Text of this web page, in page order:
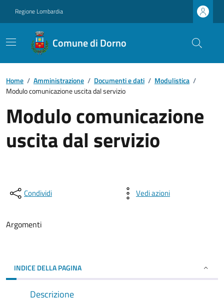
Regione Lombardia
Comune di Dorno
Home / Amministrazione / Documenti e dati / Modulistica /
Modulo comunicazione uscita dal servizio
Modulo comunicazione
uscita dal servizio
Condividi Vedi azioni
Argomenti
INDICE DELLA PAGINA
Descrizione